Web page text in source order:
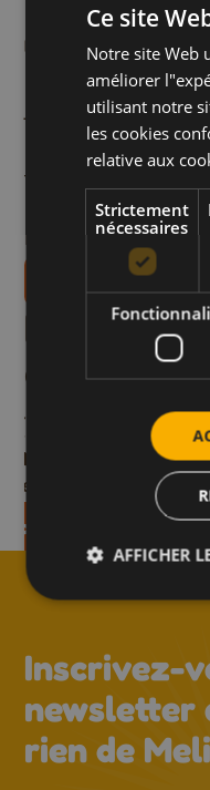
Étape 6
Enfournez la tarte à
jusqu’à ce que le
bords bien dorés.
touche de miel.
Bon appétit !
Téléchargez
Plus de
celle-ci
thé vert,
en 15 min.
Inscrivez-
newsletter
rien de
Ce site
Notre site Web
améliorer
utilisant notre
les cookies
relative aux
Strictement
nécessaires
AFFICHER